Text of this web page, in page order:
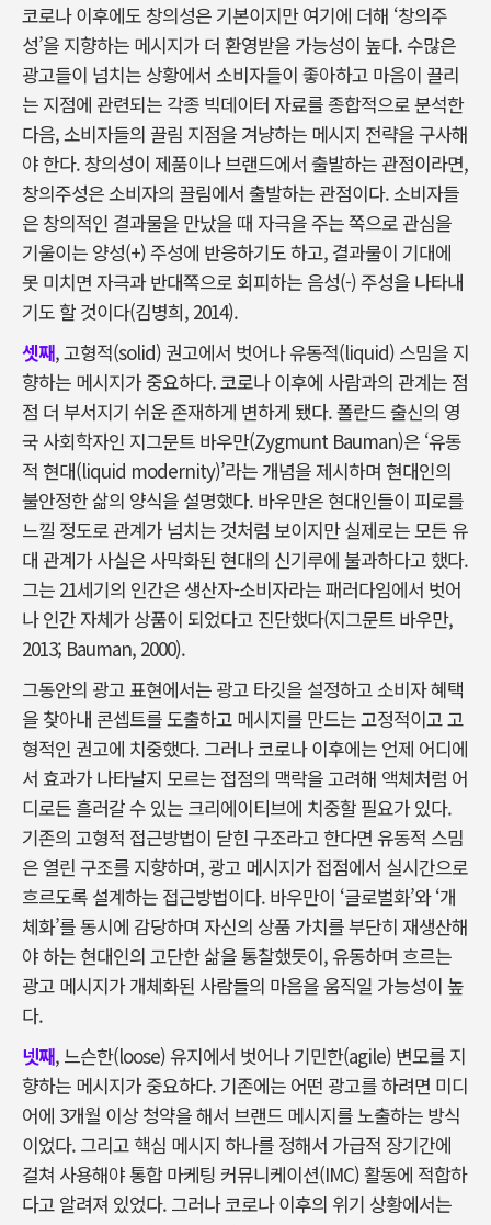
코로나 이후에도 창의성은 기본이지만 여기에 더해 ‘창의주
성’을 지향하는 메시지가 더 환영받을 가능성이 높다. 수많은
광고들이 넘치는 상황에서 소비자들이 좋아하고 마음이 끌리
는 지점에 관련되는 각종 빅데이터 자료를 종합적으로 분석한
다음, 소비자들의 끌림 지점을 겨냥하는 메시지 전략을 구사해
야 한다. 창의성이 제품이나 브랜드에서 출발하는 관점이라면,
창의주성은 소비자의 끌림에서 출발하는 관점이다. 소비자들
은 창의적인 결과물을 만났을 때 자극을 주는 쪽으로 관심을
기울이는 양성(+) 주성에 반응하기도 하고, 결과물이 기대에
못 미치면 자극과 반대쪽으로 회피하는 음성(-) 주성을 나타내
기도 할 것이다(김병희, 2014).
셋째, 고형적(solid) 권고에서 벗어나 유동적(liquid) 스밈을 지
향하는 메시지가 중요하다. 코로나 이후에 사람과의 관계는 점
점 더 부서지기 쉬운 존재하게 변하게 됐다. 폴란드 출신의 영
국 사회학자인 지그문트 바우만(Zygmunt Bauman)은 ‘유동
적 현대(liquid modernity)’라는 개념을 제시하며 현대인의
불안정한 삶의 양식을 설명했다. 바우만은 현대인들이 피로를
느낄 정도로 관계가 넘치는 것처럼 보이지만 실제로는 모든 유
대 관계가 사실은 사막화된 현대의 신기루에 불과하다고 했다.
그는 21세기의 인간은 생산자-소비자라는 패러다임에서 벗어
나 인간 자체가 상품이 되었다고 진단했다(지그문트 바우만,
2013; Bauman, 2000).
그동안의 광고 표현에서는 광고 타깃을 설정하고 소비자 혜택
을 찾아내 콘셉트를 도출하고 메시지를 만드는 고정적이고 고
형적인 권고에 치중했다. 그러나 코로나 이후에는 언제 어디에
서 효과가 나타날지 모르는 접점의 맥락을 고려해 액체처럼 어
디로든 흘러갈 수 있는 크리에이티브에 치중할 필요가 있다.
기존의 고형적 접근방법이 닫힌 구조라고 한다면 유동적 스밈
은 열린 구조를 지향하며, 광고 메시지가 접점에서 실시간으로
흐르도록 설계하는 접근방법이다. 바우만이 ‘글로벌화’와 ‘개
체화’를 동시에 감당하며 자신의 상품 가치를 부단히 재생산해
야 하는 현대인의 고단한 삶을 통찰했듯이, 유동하며 흐르는
광고 메시지가 개체화된 사람들의 마음을 움직일 가능성이 높
다.
넷째, 느슨한(loose) 유지에서 벗어나 기민한(agile) 변모를 지
향하는 메시지가 중요하다. 기존에는 어떤 광고를 하려면 미디
어에 3개월 이상 청약을 해서 브랜드 메시지를 노출하는 방식
이었다. 그리고 핵심 메시지 하나를 정해서 가급적 장기간에
걸쳐 사용해야 통합 마케팅 커뮤니케이션(IMC) 활동에 적합하
다고 알려져 있었다. 그러나 코로나 이후의 위기 상황에서는